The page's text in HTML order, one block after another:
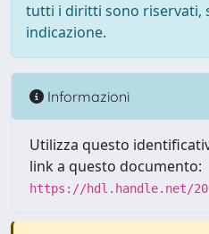
tutti i diritti sono riservati,
indicazione.
Informazioni
Utilizza questo
link a questo documento:
https://hdl.handle.net/